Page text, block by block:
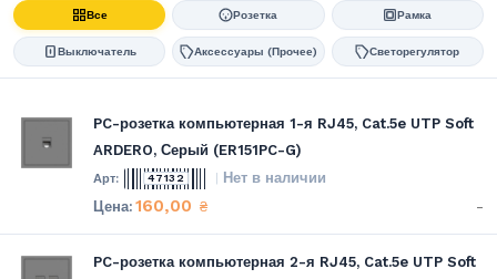
Все Розетка Рамка
Выключатель Аксессуары (Прочее) Светорегулятор
PC-розетка компьютерная 1-я RJ45, Cat.5e UTP Soft
ARDERO, Серый (ER151PC-G)
47132 Нет в наличии
160,00 ₴ -
PC-розетка компьютерная 2-я RJ45, Cat.5e UTP Soft